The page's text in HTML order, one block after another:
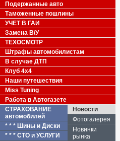
Подержанные авто
Таможенные пошлины
УЧЕТ В ГАИ
Замена В/У
ТЕХОСМОТР
Штрафы автомобилистам
В случае ДТП
Клуб 4x4
Наши путешествия
Miss Tuning
Работа в Автогазете
СТРАХОВАНИЕ
автомобилей
* * * Шины и Диски
* * * СТО и УСЛУГИ
Новости
Фотогалерея
Новинки
рынка